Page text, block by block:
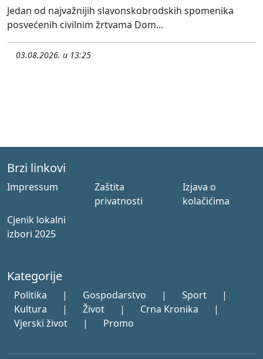
Jedan od najvažnijih slavonskobrodskih spomenika
posvećenih civilnim žrtvama Dom...
03.08.2026. u 13:25
Brzi linkovi
Impressum
Zaštita
privatnosti
Izjava o
kolačićima
Cjenik lokalni
izbori 2025
Kategorije
Politika | Gospodarstvo | Sport
|
Kultura
| Život | Crna Kronika
|
Vjerski život
| Promo